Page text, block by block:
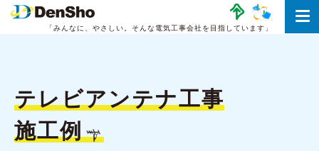
「みんなに、やさしい。 そんな電気工事会社を目指しています」
テレビアンテナ工事
施工例